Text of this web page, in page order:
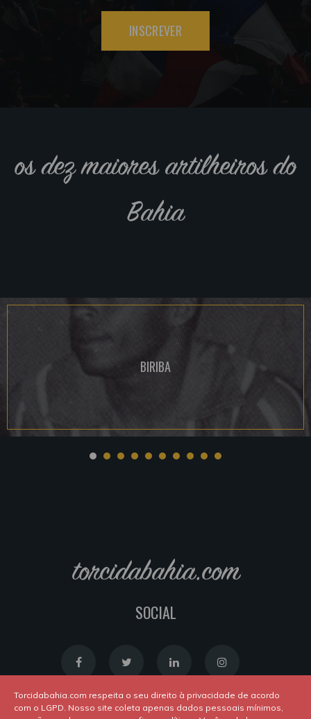
INSCREVER
os dez maiores artilheiros do
Bahia
BIRIBA
torcidabahia.com
SOCIAL
Torcidabahia.com respeita o seu direito à privacidade de acordo
com o LGPD. Nosso site coleta apenas dados pessoais mínimos,